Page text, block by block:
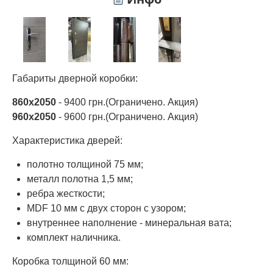
Габариты дверной коробки:
860х2050 - 9400 грн.(Ограничено. Акция)
960х2050 - 9600 грн.(Ограничено. Акция)
Характеристика дверей:
полотно толщиной 75 мм;
металл полотна 1,5 мм;
ребра жесткости;
MDF 10 мм с двух сторон с узором;
внутреннее наполнение - минеральная вата;
комплект наличника.
Коробка толщиной 60 мм: